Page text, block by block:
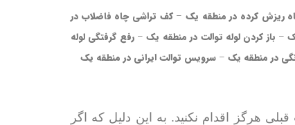
ریزش کرده در منطقه یک–کف تراشی چاه فاضلاب در
– باز کردن لوله توالت در منطقه یک–رفع گرفتگی لوله
در منطقه یک – سرویس توالت ایرانی در منطقه یک
هرگز اقدام نکنید. به این دلیل که اگر